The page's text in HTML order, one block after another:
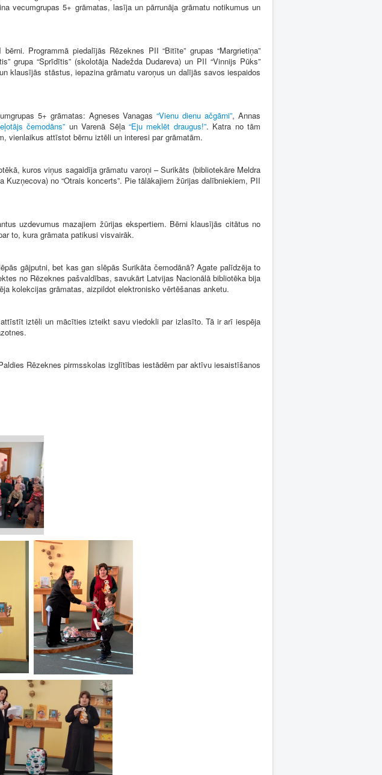
vecumgrupas 5+ grāmatas, lasīja un pārrunāja grāmatu notikumus un
Programmā piedalījās Rēzeknes PII “Bitīte” grupas “Margrietiņa”
grupa “Sprīdītis” (skolotāja Nadežda Dudareva) un PII “Vinnijs Pūks”
klausījās stāstus, iepazina grāmatu varoņus un dalījās savos iespaidos
5+ grāmatas: Agneses Vanagas“Vienu dienu ačgārni”, Annas
čemodāns” un Varenā Sēļa“Eju meklēt draugus!”. Katra no tām
vienlaikus attīstot bērnu iztēli un interesi par grāmatām.
kuros viņus sagaidīja grāmatu varoņi – Surikāts (bibliotekāre Meldra
no “Otrais koncerts”. Pie tālākajiem žūrijas dalībniekiem, PII
uzdevumus mazajiem žūrijas ekspertiem. Bērni klausījās citātus no
to, kura grāmata patikusi visvairāk.
gājputni, bet kas gan slēpās Surikāta čemodānā? Agate palīdzēja to
no Rēzeknes pašvaldības, savukārt Latvijas Nacionālā bibliotēka bija
kolekcijas grāmatas, aizpildot elektronisko vērtēšanas anketu.
iztēli un mācīties izteikt savu viedokli par izlasīto. Tā ir arī iespēja
Rēzeknes pirmsskolas izglītības iestādēm par aktīvu iesaistīšanos